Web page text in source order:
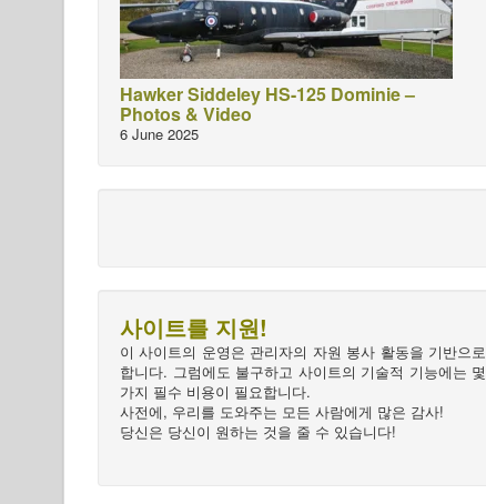
Hawker Siddeley HS-125 Dominie –
Photos & Video
6 June 2025
사이트를 지원!
이 사이트의 운영은 관리자의 자원 봉사 활동을 기반으로
합니다. 그럼에도 불구하고 사이트의 기술적 기능에는 몇
가지 필수 비용이 필요합니다.
사전에, 우리를 도와주는 모든 사람에게 많은 감사!
당신은 당신이 원하는 것을 줄 수 있습니다!